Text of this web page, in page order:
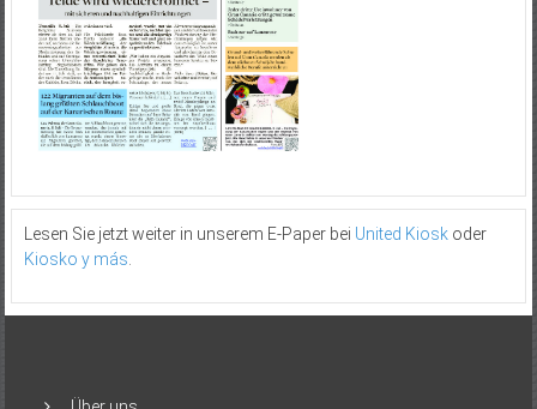
Lesen Sie jetzt weiter in unserem E-Paper bei United Kioskoder
Kiosko y más.